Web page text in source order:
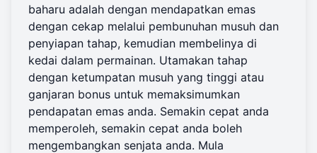
baharu adalah dengan mendapatkan emas
dengan cekap melalui pembunuhan musuh dan
penyiapan tahap, kemudian membelinya di
kedai dalam permainan. Utamakan tahap
dengan ketumpatan musuh yang tinggi atau
ganjaran bonus untuk memaksimumkan
pendapatan emas anda. Semakin cepat anda
memperoleh, semakin cepat anda boleh
mengembangkan senjata anda. Mula